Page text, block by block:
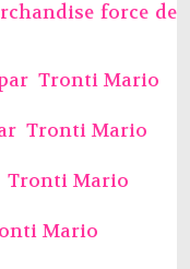
force de
Tronti Mario
Tronti Mario
Tronti Mario
Mario